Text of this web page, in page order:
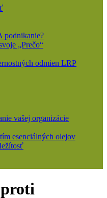
podnikanie?
„Prečo“
odmien LRP
vašej organizácie
esenciálných olejov